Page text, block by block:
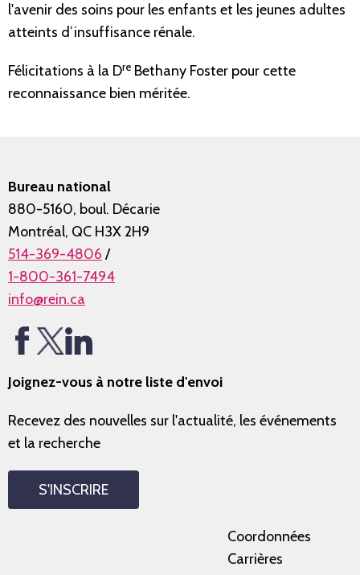
l'avenir des soins pour les enfants et les jeunes adultes
atteints d’insuffisance rénale.
Félicitations à la Dre Bethany Foster pour cette
reconnaissance bien méritée.
Bureau national
880-5160, boul. Décarie
Montréal, QC H3X 2H9
514-369-4806 /
1-800-361-7494
info@rein.ca
Joignez-vous à notre liste d'envoi
Recevez des nouvelles sur l'actualité, les événements
et la recherche
S'INSCRIRE
Coordonnées
Carrières